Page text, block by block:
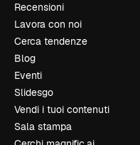
Recensioni
Lavora con noi
Cerca tendenze
Blog
Eventi
Slidesgo
Vendi i tuoi contenuti
Sala stampa